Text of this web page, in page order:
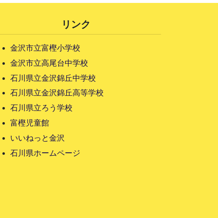
リンク
金沢市立富樫小学校
金沢市立高尾台中学校
石川県立金沢錦丘中学校
石川県立金沢錦丘高等学校
石川県立ろう学校
富樫児童館
いいねっと金沢
石川県ホームページ